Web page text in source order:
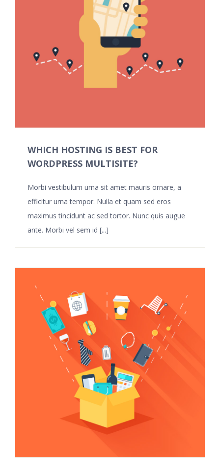
WHICH HOSTING IS BEST FOR
WORDPRESS MULTISITE?
Morbi vestibulum urna sit amet mauris ornare, a
efficitur urna tempor. Nulla et quam sed eros
maximus tincidunt ac sed tortor. Nunc quis augue
ante. Morbi vel sem id [...]